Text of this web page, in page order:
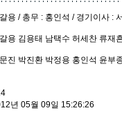
용 / 총무 : 홍인석 / 경기이사 :
용 김용태 남택수 허세찬 류재
진 박진환 박정용 홍인석 윤부
년 05월 09일 15:26:26